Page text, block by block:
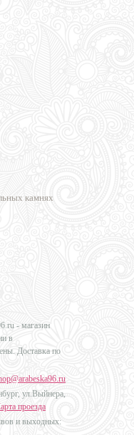
камнях
- магазин
в
Доставка по
ул.Выйнера,
проезда
и выходных: